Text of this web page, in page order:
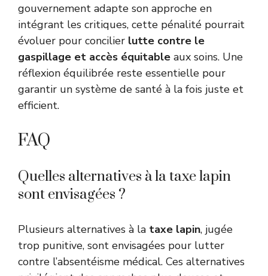
gouvernement adapte son approche en
intégrant les critiques, cette pénalité pourrait
évoluer pour concilier lutte contre le
gaspillage et accès équitable aux soins. Une
réflexion équilibrée reste essentielle pour
garantir un système de santé à la fois juste et
efficient.
FAQ
Quelles alternatives à la taxe lapin
sont envisagées ?
Plusieurs alternatives à la taxe lapin, jugée
trop punitive, sont envisagées pour lutter
contre l’absentéisme médical. Ces alternatives